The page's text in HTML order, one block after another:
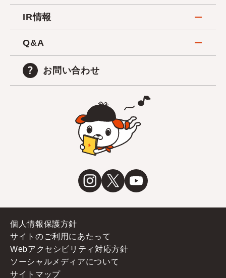
IR情報
Q&A
お問い合わせ
個人情報保護方針
サイトのご利用にあたって
Webアクセシビリティ対応方針
ソーシャルメディアについて
サイトマップ